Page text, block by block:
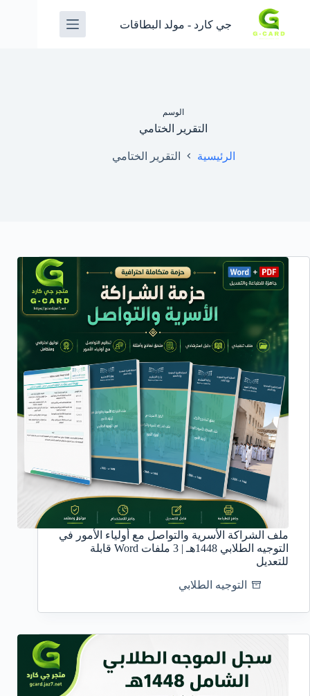
جي كارد - مولد البطاقات
الوسم
التقرير الختامي
الرئيسية التقرير الختامي
ملف الشراكة الأسرية والتواصل مع أولياء الأمور في
التوجيه الطلابي 1448هـ | 3 ملفات Word قابلة
للتعديل
التوجيه الطلابي